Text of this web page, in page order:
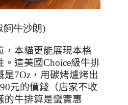
飼牛沙朗)
，本貓更能展現本格
。這美國Choice級牛排
是7Oz ，用碳烤爐烤出
元的價錢（店家不收
的牛排算是蠻實惠